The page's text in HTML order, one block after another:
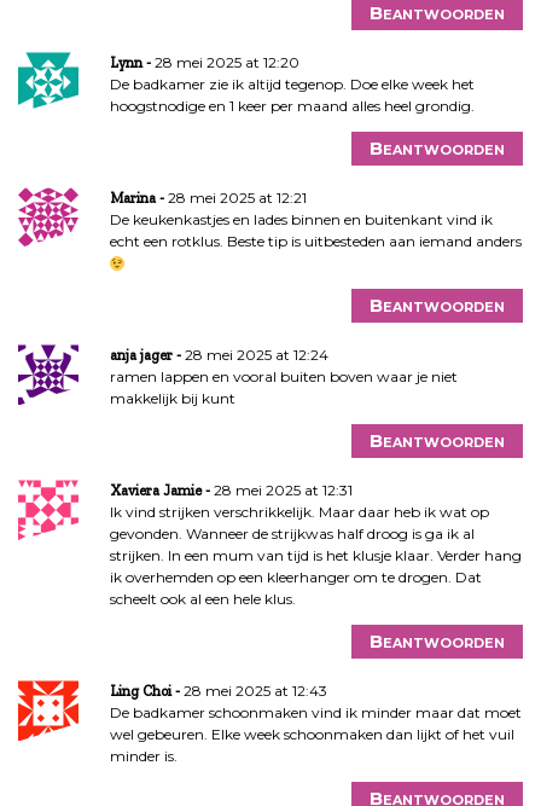
Beantwoorden
Lynn
28 mei 2025 at 12:20
De badkamer zie ik altijd tegenop. Doe elke week het
hoogstnodige en 1 keer per maand alles heel grondig.
Beantwoorden
Marina
28 mei 2025 at 12:21
De keukenkastjes en lades binnen en buitenkant vind ik
echt een rotklus. Beste tip is uitbesteden aan iemand anders
Beantwoorden
anja jager
28 mei 2025 at 12:24
ramen lappen en vooral buiten boven waar je niet
makkelijk bij kunt
Beantwoorden
Xaviera Jamie
28 mei 2025 at 12:31
Ik vind strijken verschrikkelijk. Maar daar heb ik wat op
gevonden. Wanneer de strijkwas half droog is ga ik al
strijken. In een mum van tijd is het klusje klaar. Verder hang
ik overhemden op een kleerhanger om te drogen. Dat
scheelt ook al een hele klus.
Beantwoorden
Ling Choi
28 mei 2025 at 12:43
De badkamer schoonmaken vind ik minder maar dat moet
wel gebeuren. Elke week schoonmaken dan lijkt of het vuil
minder is.
Beantwoorden